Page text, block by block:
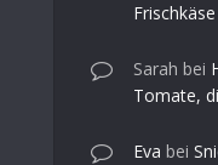
Frischkäse
Sarah bei
Tomate,
Eva bei